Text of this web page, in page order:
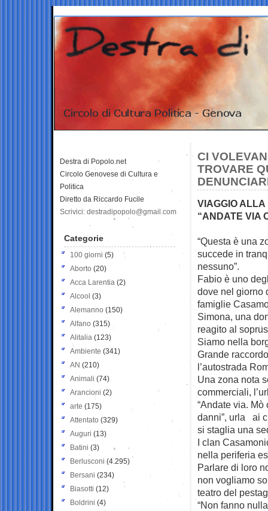
CI
TROVARE
VIAGGIO ALLA
“ANDATE VIA
“Questa è una
succede in
nessuno”.
Fabio è uno
dove nel giorno
famiglie
Simona, una
reagito al
Siamo nella
Grande
l’autostrada
Una zona nota
commerciali,
“Andate via.
danni”, urla ai
si staglia una
I clan
nella periferia
Parlare di loro
non vogliamo
teatro del
“Non fanno
Destra di Popolo.net
Circolo Genovese di Cultura e
Politica
Diretto da Riccardo Fucile
Scrivici: destradipopolo@gmail.com
Categorie
100 giorni (5)
Aborto (20)
Acca Larentia (2)
Alcool (3)
Alemanno (150)
Alfano (315)
Alitalia (123)
Ambiente (341)
AN (210)
Animali (74)
Arancioni (2)
arte (175)
Attentato (329)
Auguri (13)
Batini (3)
Berlusconi (4.295)
Bersani (234)
Biasotti (12)
Boldrini (4)